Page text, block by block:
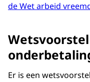
de Wet arbeid
Er is een